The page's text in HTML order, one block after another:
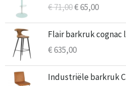
€71,00was:
€ 71,00.
€65,00is:
€ 65,00.
Flair barkruk cognac
€635,00
Industriële barkruk